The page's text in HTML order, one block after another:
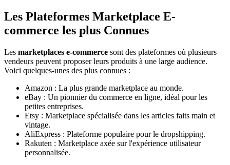
Les Plateformes Marketplace E-
commerce les plus Connues
Les marketplaces e-commerce sont des plateformes où plusieurs
vendeurs peuvent proposer leurs produits à une large audience.
Voici quelques-unes des plus connues :
Amazon : La plus grande marketplace au monde.
eBay : Un pionnier du commerce en ligne, idéal pour les
petites entreprises.
Etsy : Marketplace spécialisée dans les articles faits main et
vintage.
AliExpress : Plateforme populaire pour le dropshipping.
Rakuten : Marketplace axée sur l'expérience utilisateur
personnalisée.